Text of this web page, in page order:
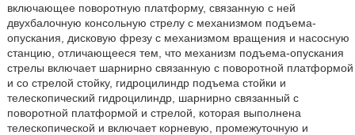
включающее поворотную платформу, связанную с ней
двухбалочную консольную стрелу с механизмом подъема-
опускания, дисковую фрезу с механизмом вращения и насосную
станцию, отличающееся тем, что механизм подъема-опускания
стрелы включает шарнирно связанную с поворотной платформой
и со стрелой стойку, гидроцилиндр подъема стойки и
телескопический гидроцилиндр, шарнирно связанный с
поворотной платформой и стрелой, которая выполнена
телескопической и включает корневую, промежуточную и